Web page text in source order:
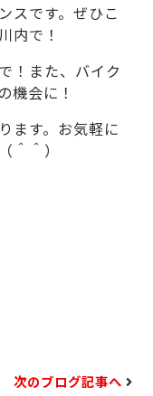
スです。ぜひこ
内で！
！また、バイク
機会に！
ます。お気軽に
＾＾）
次のブログ記事へ